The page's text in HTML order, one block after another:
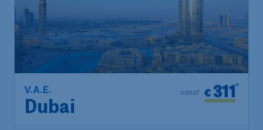
V.A.E.
Dubai
€ 311*
vanaf